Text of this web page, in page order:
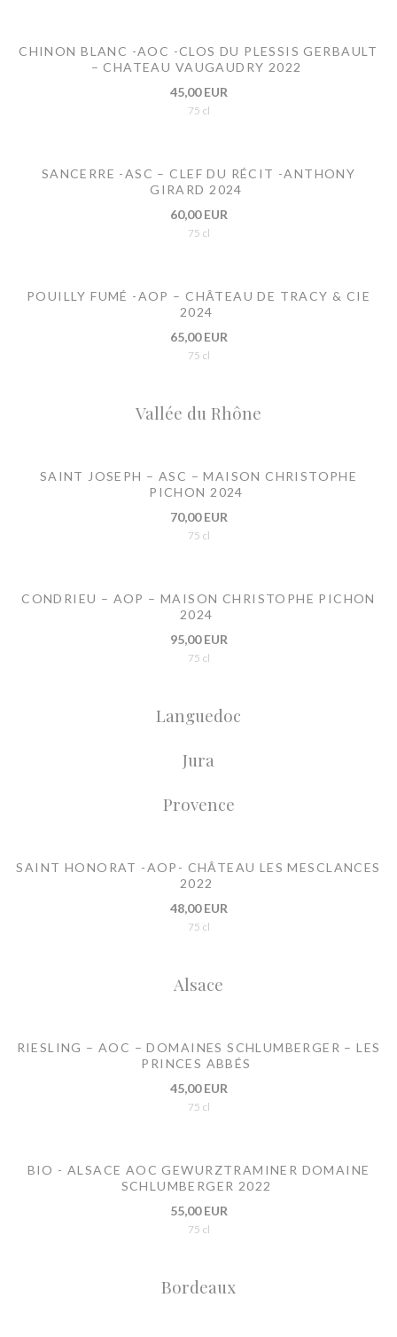
CHINON BLANC -AOC -CLOS DU PLESSIS GERBAULT
– CHATEAU VAUGAUDRY 2022
45,00 EUR
75 cl
SANCERRE -ASC – CLEF DU RÉCIT -ANTHONY
GIRARD 2024
60,00 EUR
75 cl
POUILLY FUMÉ -AOP – CHÂTEAU DE TRACY & CIE
2024
65,00 EUR
75 cl
Vallée du Rhône
SAINT JOSEPH – ASC – MAISON CHRISTOPHE
PICHON 2024
70,00 EUR
75 cl
CONDRIEU – AOP – MAISON CHRISTOPHE PICHON
2024
95,00 EUR
75 cl
Languedoc
Jura
Provence
SAINT HONORAT -AOP- CHÂTEAU LES MESCLANCES
2022
48,00 EUR
75 cl
Alsace
RIESLING – AOC – DOMAINES SCHLUMBERGER – LES
PRINCES ABBÉS
45,00 EUR
75 cl
BIO - ALSACE AOC GEWURZTRAMINER DOMAINE
SCHLUMBERGER 2022
55,00 EUR
75 cl
Bordeaux